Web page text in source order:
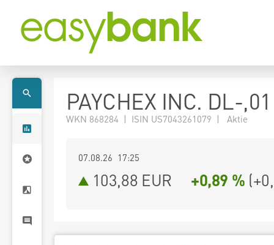
PAYCHEX INC. DL-,01
WKN 868284 | ISIN US7043261079 | Aktie
07.08.26 17:25
103,88 EUR +0,89 % (